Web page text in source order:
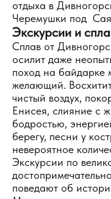
отдыха в
Черемушки под
Экскурсии и
Сплав от
осилит даже
поход на байдарке
желающий.
чистый воздух,
Енисея, слияние с
бодростью,
берегу, песни у
невероятное
Экскурсии по
поведают об